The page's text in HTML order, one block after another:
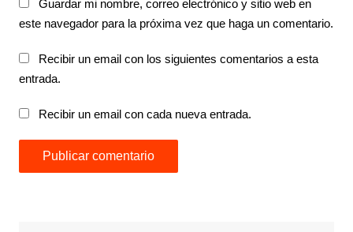
Guardar mi nombre, correo electrónico y sitio web en
este navegador para la próxima vez que haga un comentario.
Recibir un email con los siguientes comentarios a esta
entrada.
Recibir un email con cada nueva entrada.